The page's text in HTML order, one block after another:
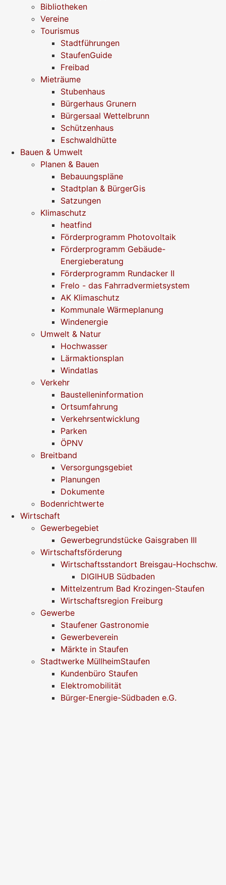
Bibliotheken
Vereine
Tourismus
Stadtführungen
StaufenGuide
Freibad
Mieträume
Stubenhaus
Bürgerhaus Grunern
Bürgersaal Wettelbrunn
Schützenhaus
Eschwaldhütte
Bauen & Umwelt
Planen & Bauen
Bebauungspläne
Stadtplan & BürgerGis
Satzungen
Klimaschutz
heatfind
Förderprogramm Photovoltaik
Förderprogramm Gebäude-
Energieberatung
Förderprogramm Rundacker II
Frelo - das Fahrradvermietsystem
AK Klimaschutz
Kommunale Wärmeplanung
Windenergie
Umwelt & Natur
Hochwasser
Lärmaktionsplan
Windatlas
Verkehr
Baustelleninformation
Ortsumfahrung
Verkehrsentwicklung
Parken
ÖPNV
Breitband
Versorgungsgebiet
Planungen
Dokumente
Bodenrichtwerte
Wirtschaft
Gewerbegebiet
Gewerbegrundstücke Gaisgraben III
Wirtschaftsförderung
Wirtschaftsstandort Breisgau-Hochschw.
DIGIHUB Südbaden
Mittelzentrum Bad Krozingen-Staufen
Wirtschaftsregion Freiburg
Gewerbe
Staufener Gastronomie
Gewerbeverein
Märkte in Staufen
Stadtwerke MüllheimStaufen
Kundenbüro Staufen
Elektromobilität
Bürger-Energie-Südbaden e.G.